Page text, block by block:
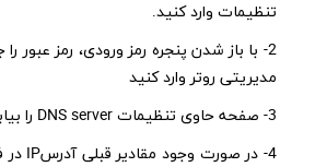
تنظیمات وارد کنید.
2- با باز شدن پنجره رمز ورودی، رمز
مدیریتی روتر وارد کنید
3- صفحه حاوی تنظیمات DNS server را بیابید و آن‌را باز کنید.